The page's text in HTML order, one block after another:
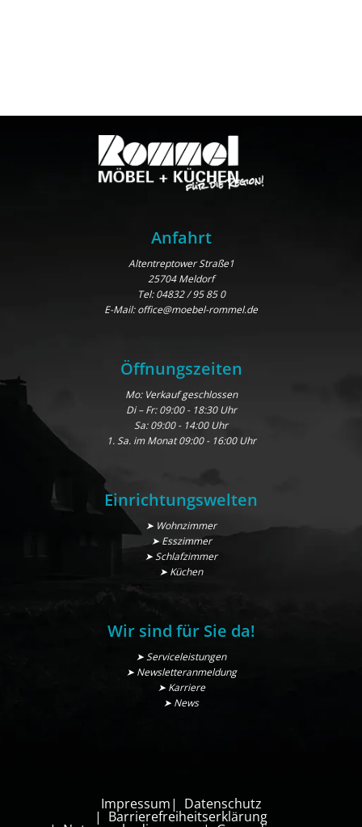
Anfahrt
Altentreptower Straße1
25704 Meldorf
Tel:04832 / 95 85 0
E-Mail:office@moebel-rommel.de
Öffnungszeiten
Mo: Verkauf geschlossen
Di – Fr: 09:00 - 18:30 Uhr
Sa: 09:00 - 14:00 Uhr
1. Sa. im Monat 09:00 - 16:00 Uhr
Einrichtungswelten
➤ Wohnzimmer
➤ Esszimmer
➤ Schlafzimmer
➤ Küchen
Wir sind für Sie da!
➤ Serviceleistungen
➤ Newsletteranmeldung
➤ Karriere
➤ News
Impressum Datenschutz
Barrierefreiheitserklärung